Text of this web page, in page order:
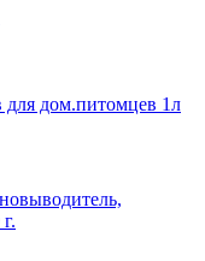
для дом.питомцев 1л